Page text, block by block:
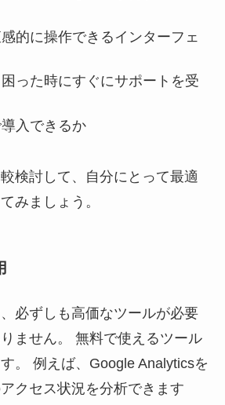
的に操作できるインターフェ
った時にすぐにサポートを受
入できるか
検討して、自分にとって最適
みましょう。
必ずしも高価なツールが必要
ません。 無料で使えるツール
。 例えば、Google Analyticsを
クセス状況を分析できます